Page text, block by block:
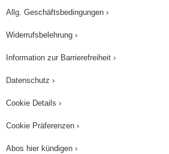
Allg. Geschäftsbedingungen ›
Widerrufsbelehrung ›
Information zur Barrierefreiheit ›
Datenschutz ›
Cookie Details ›
Cookie Präferenzen ›
Abos hier kündigen ›